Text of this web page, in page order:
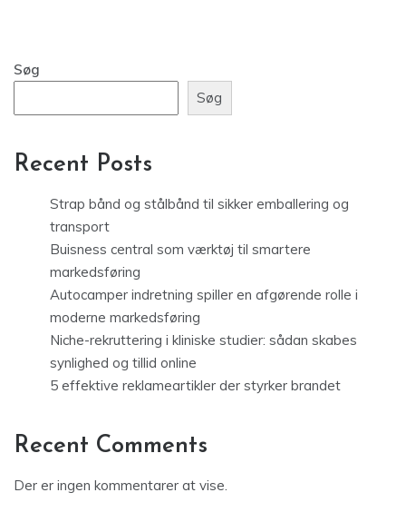
Søg
Søg
Recent Posts
Strap bånd og stålbånd til sikker emballering og
transport
Buisness central som værktøj til smartere
markedsføring
Autocamper indretning spiller en afgørende rolle i
moderne markedsføring
Niche-rekruttering i kliniske studier: sådan skabes
synlighed og tillid online
5 effektive reklameartikler der styrker brandet
Recent Comments
Der er ingen kommentarer at vise.